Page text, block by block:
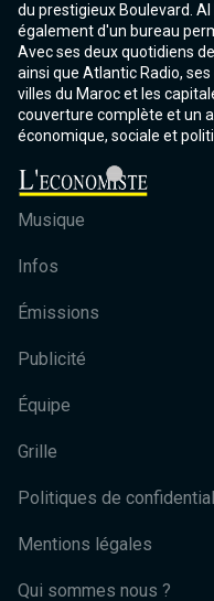
du prestigieux Boulevard.
également d'un bureau
Avec ses deux quotidiens
ainsi que Atlantic Radio,
villes du Maroc et les
couverture complète et un
économique, sociale et
Musique
Infos
Émissions
Publicité
Équipe
Grille
Politiques de
Mentions légales
Qui sommes nous ?